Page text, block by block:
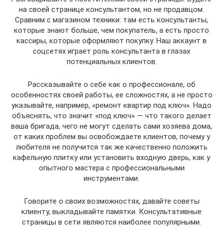
на своей странице консультантом, но не продавцом.
Сравним с магазином техники: там есть консультанты,
которые знают больше, чем покупатель, а есть просто
кассиры, которые оформляют покупку. Наш аккаунт в
соцсетях играет роль консультанта в глазах
потенциальных клиентов.
Рассказывайте о себе как о профессионале, об
особенностях своей работы, ее сложностях, а не просто
указывайте, например, «ремонт квартир под ключ». Надо
объяснять, что значит «под ключ» — что такого делает
ваша бригада, чего не могут сделать сами хозяева дома,
от каких проблем вы освобождаете клиентов, почему у
любителя не получится так же качественно положить
кафельную плитку или установить входную дверь, как у
опытного мастера с профессиональными
инструментами.
Говорите о своих возможностях, давайте советы
клиенту, выкладывайте памятки. Консультативные
страницы в сети являются наиболее популярными.